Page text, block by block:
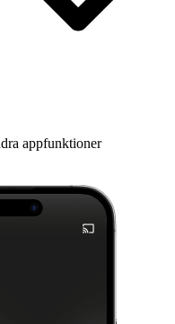
appfunktioner